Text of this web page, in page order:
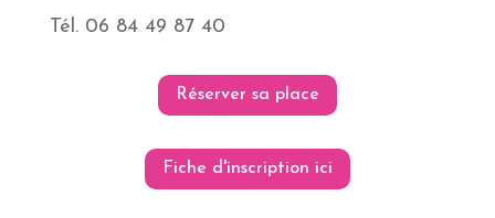
Tél. 06 84 49 87 40
Réserver sa place
Fiche d'inscription ici